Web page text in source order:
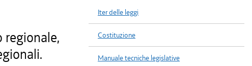
regionale,
Iter delle leggi
Costituzione
Manuale tecniche legislative